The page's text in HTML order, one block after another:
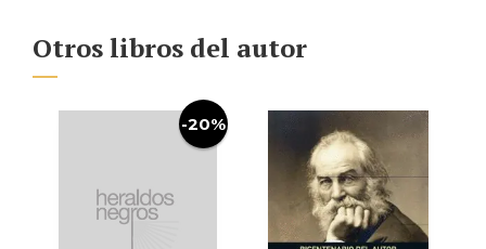
Otros libros del autor
-20%